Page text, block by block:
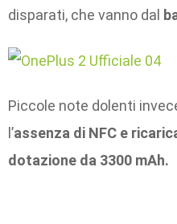
disparati, che vanno dal
Piccole note dolenti
l’assenza di NFC e
dotazione da 3300 mAh.